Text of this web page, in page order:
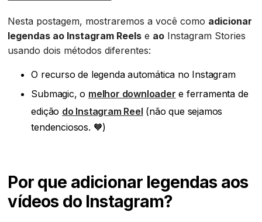
Nesta postagem, mostraremos a você como adicionar
legendas ao Instagram Reels e ao Instagram Stories
usando dois métodos diferentes:
O recurso de legenda automática no Instagram
Submagic, o melhor downloader e ferramenta de
edição do Instagram Reel (não que sejamos
tendenciosos. 🧡)
Por que adicionar legendas aos
vídeos do Instagram?